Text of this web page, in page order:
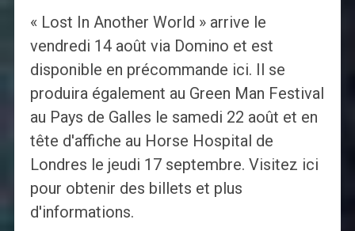
« Lost In Another World » arrive le
vendredi 14 août via Domino et est
disponible en précommande ici. Il se
produira également au Green Man Festival
au Pays de Galles le samedi 22 août et en
tête d'affiche au Horse Hospital de
Londres le jeudi 17 septembre. Visitez ici
pour obtenir des billets et plus
d'informations.